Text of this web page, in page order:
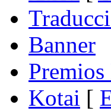
Banner
Kotai [